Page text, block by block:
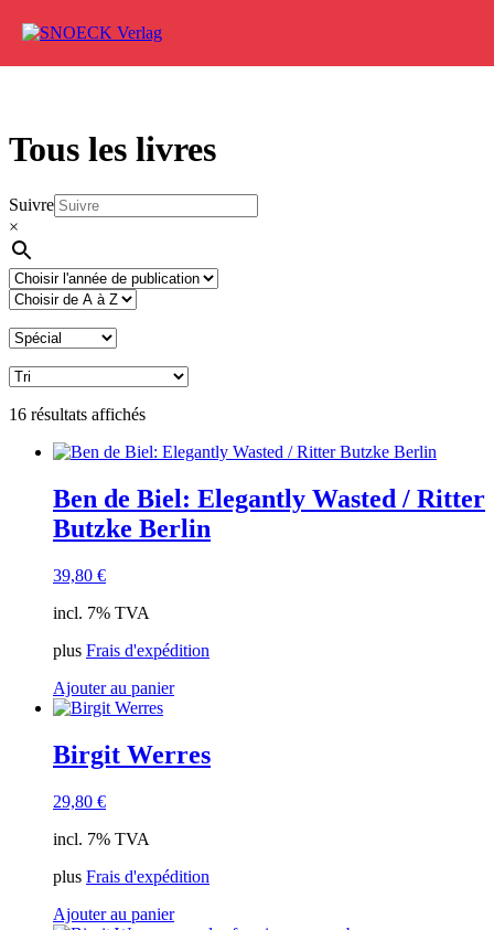
Tous les livres
Suivre
×
16 résultats affichés
Ben de Biel: Elegantly Wasted / Ritter
Butzke Berlin
39,80 €
incl. 7% TVA
plus Frais d'expédition
Ajouter au panier
Birgit Werres
29,80 €
incl. 7% TVA
plus Frais d'expédition
Ajouter au panier